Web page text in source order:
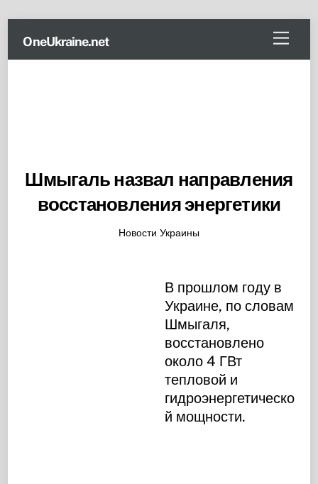
content
Menu
OneUkraine.net
Шмыгаль назвал направления
восстановления энергетики
Новости Украины
В прошлом году в
Украине, по словам
Шмыгаля,
восстановлено
около 4 ГВт
тепловой и
гидроэнергетическо
й мощности.